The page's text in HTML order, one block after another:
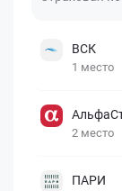
ВСК
1 место
2 место
ПАРИ